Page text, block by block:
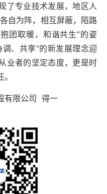
了专业技术发展，地区人
自为阵，相互屏蔽，陌路
团取暖，和谐共生”的姿
、共享”的新发展理念迎
业者的坚定态度，更是时
有限公司 得一